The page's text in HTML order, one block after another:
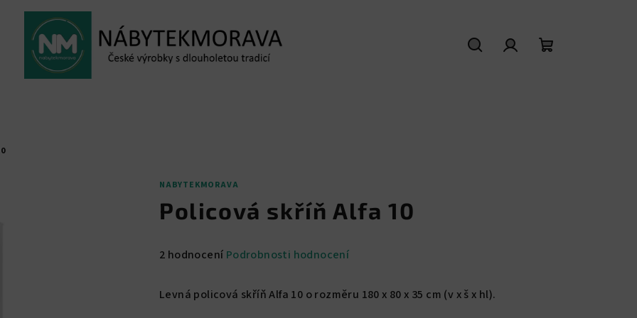
NABYTEKMORAVA
Policová skříň Alfa 10
Průměrné
produktu
2 hodnocení Podrobnosti hodnocení
Levná policová skříň Alfa 10 o rozměru 180 x 80 x 35 cm (v x š x hl).